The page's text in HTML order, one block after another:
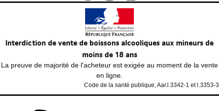
Interdiction de vente de boissons alcooliques aux mineurs de
moins de 18 ans
La preuve de majorité de l'acheteur est exigée au moment de la vente
en ligne.
Code de la santé publique, Aar.l.3342-1 et l.3353-3